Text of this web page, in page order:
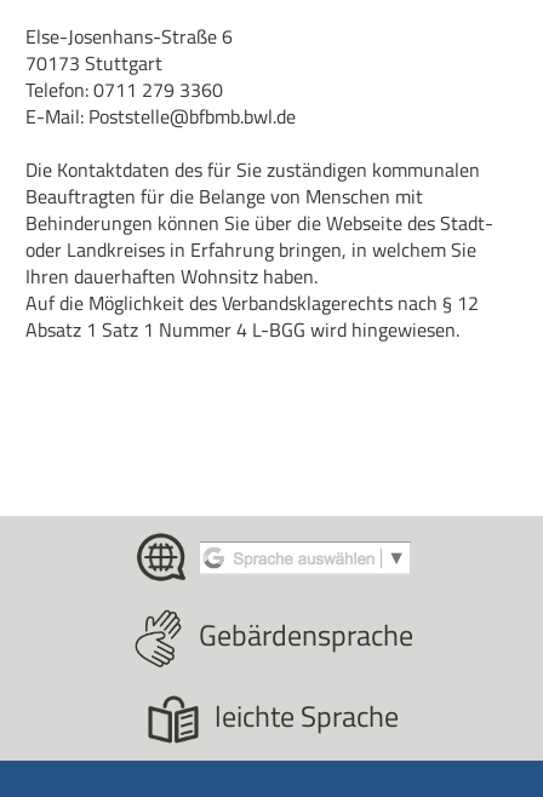
Else-Josenhans-Straße 6
70173 Stuttgart
Telefon: 0711 279 3360
E-Mail: Poststelle@bfbmb.bwl.de
Die Kontaktdaten des für Sie zuständigen kommunalen
Beauftragten für die Belange von Menschen mit
Behinderungen können Sie über die Webseite des Stadt-
oder Landkreises in Erfahrung bringen, in welchem Sie
Ihren dauerhaften Wohnsitz haben.
Auf die Möglichkeit des Verbandsklagerechts nach § 12
Absatz 1 Satz 1 Nummer 4 L-BGG wird hingewiesen.
Gebärdensprache
leichte Sprache